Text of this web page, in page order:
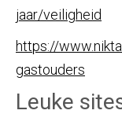
jaar/veiligheid
https://
gastouders
Leuke